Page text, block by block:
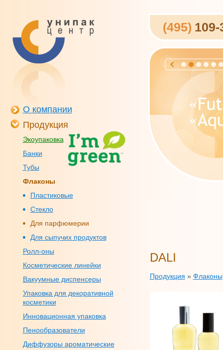
О компании
Продукция
Экоупаковка
Банки
Тубы
Флаконы
Пластиковые
Стекло
Для парфюмерии
Для сыпучих продуктов
Ролл-оны
Косметические линейки
Вакуумные диспенсеры
Упаковка для декоративной
косметики
Инновационная упаковка
Пенообразователи
Диффузоры ароматические
(495) 109-
DALI
Продукция » Флаконы